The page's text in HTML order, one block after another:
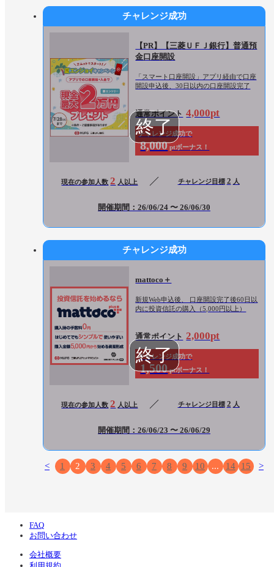
チャレンジ成功
【PR】【三菱ＵＦＪ銀行】普通預
金口座開設
「スマート口座開設」アプリ経由で口座
開設申込後、30日以内の口座開設完了
通常ポイント 4,000pt
チャレンジ成功で
8,000 ptボーナス！
現在の参加人数 2 人以上 チャレンジ目標 2 人
開催期間：26/06/24 〜 26/06/30
チャレンジ成功
mattoco＋
新規Web申込後、 口座開設完了後60日以
内に投資信託の購入（5,000円以上）
通常ポイント 2,000pt
チャレンジ成功で
1,500 ptボーナス！
現在の参加人数 2 人以上 チャレンジ目標 2 人
開催期間：26/06/23 〜 26/06/29
< 1 2 3 4 5 6 7 8 9 10 ... 14 15 >
FAQ
お問い合わせ
会社概要